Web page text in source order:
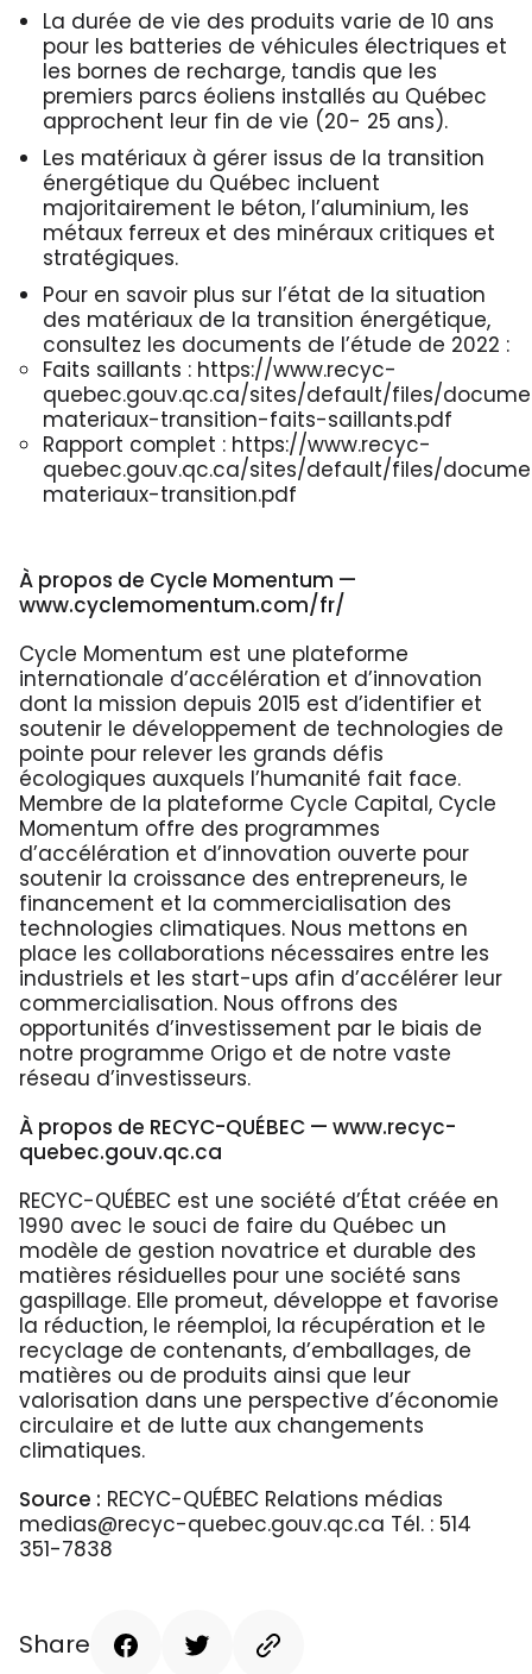
La durée de vie des produits varie de 10 ans
pour les batteries de véhicules électriques et
les bornes de recharge, tandis que les
premiers parcs éoliens installés au Québec
approchent leur fin de vie (20- 25 ans).
Les matériaux à gérer issus de la transition
énergétique du Québec incluent
majoritairement le béton, l’aluminium, les
métaux ferreux et des minéraux critiques et
stratégiques.
Pour en savoir plus sur l’état de la situation
des matériaux de la transition énergétique,
consultez les documents de l’étude de 2022 :
Faits saillants : https://www.recyc-
quebec.gouv.qc.ca/sites/default/files/
materiaux-transition-faits-saillants.pdf
Rapport complet : https://www.recyc-
quebec.gouv.qc.ca/sites/default/files/
materiaux-transition.pdf
À propos de Cycle Momentum —
www.cyclemomentum.com/fr/
Cycle Momentum est une plateforme
internationale d’accélération et d’innovation
dont la mission depuis 2015 est d’identifier et
soutenir le développement de technologies de
pointe pour relever les grands défis
écologiques auxquels l’humanité fait face.
Membre de la plateforme Cycle Capital, Cycle
Momentum offre des programmes
d’accélération et d’innovation ouverte pour
soutenir la croissance des entrepreneurs, le
financement et la commercialisation des
technologies climatiques. Nous mettons en
place les collaborations nécessaires entre les
industriels et les start-ups afin d’accélérer leur
commercialisation. Nous offrons des
opportunités d’investissement par le biais de
notre programme Origo et de notre vaste
réseau d’investisseurs.
À propos de RECYC-QUÉBEC — www.recyc-
quebec.gouv.qc.ca
RECYC-QUÉBEC est une société d’État créée en
1990 avec le souci de faire du Québec un
modèle de gestion novatrice et durable des
matières résiduelles pour une société sans
gaspillage. Elle promeut, développe et favorise
la réduction, le réemploi, la récupération et le
recyclage de contenants, d’emballages, de
matières ou de produits ainsi que leur
valorisation dans une perspective d’économie
circulaire et de lutte aux changements
climatiques.
Source : RECYC-QUÉBEC Relations médias
medias@recyc-quebec.gouv.qc.ca Tél. : 514
351-7838
Share